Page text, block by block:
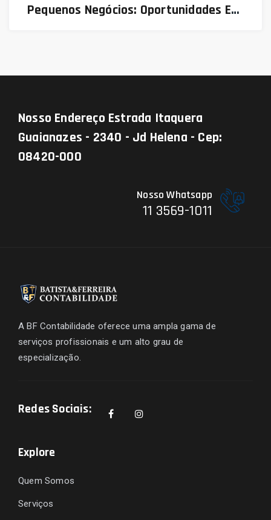
Pequenos Negócios: Oportunidades E
Nosso Endereço Estrada Itaquera
Guaianazes - 2340 - Jd Helena - Cep:
08420-000
Nosso Whatsapp
11 3569-1011
A BF Contabilidade oferece uma ampla gama de
serviços profissionais e um alto grau de
especialização.
Redes Sociais:
Explore
Quem Somos
Serviços